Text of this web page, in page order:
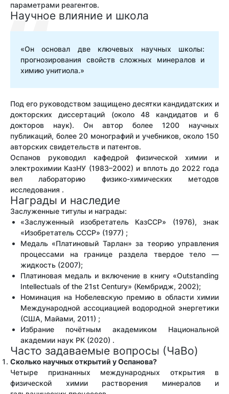
параметрами реагентов.
Научное влияние и школа
«Он основал две ключевых научных школы:
прогнозирования свойств сложных минералов и
химию унитиола.»
Под его руководством защищено десятки кандидатских и
докторских диссертаций (около 48 кандидатов и 6
докторов наук). Он автор более 1200 научных
публикаций, более 20 монографий и учебников, около 150
авторских свидетельств и патентов.
Оспанов руководил кафедрой физической химии и
электрохимии КазНУ (1983–2002) и вплоть до 2022 года
вел лабораторию физико-химических методов
исследования .
Награды и наследие
Заслуженные титулы и награды:
«Заслуженный изобретатель КазССР» (1976), знак
«Изобретатель СССР» (1977) ;
Медаль «Платиновый Тарлан» за теорию управления
процессами на границе раздела твердое тело —
жидкость (2007);
Платиновая медаль и включение в книгу «Outstanding
Intellectuals of the 21st Century» (Кембридж, 2002);
Номинация на Нобелевскую премию в области химии
Международной ассоциацией водородной энергетики
(США, Майами, 2011) ;
Избрание почётным академиком Национальной
академии наук РК (2020) .
Часто задаваемые вопросы (ЧаВо)
Сколько научных открытий у Оспанова?
Четыре признанных международных открытия в
физической химии растворения минералов и